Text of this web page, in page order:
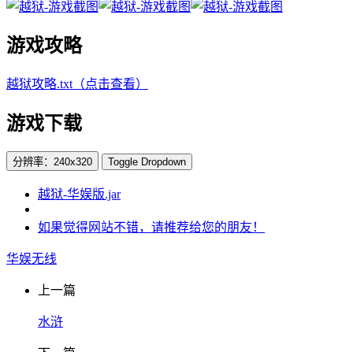
游戏攻略
越狱攻略.txt（点击查看）
游戏下载
分辨率：240x320 Toggle Dropdown
越狱-华娱版.jar
如果觉得网站不错，请推荐给您的朋友！
华娱无线
上一篇
水浒